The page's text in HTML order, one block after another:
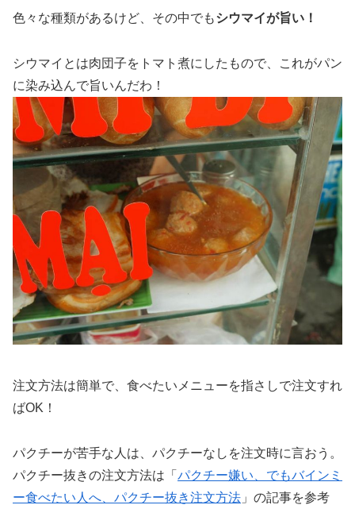
色々な種類があるけど、その中でもシウマイが旨い！
シウマイとは肉団子をトマト煮にしたもので、これがパン
に染み込んで旨いんだわ！
注文方法は簡単で、食べたいメニューを指さしで注文すれ
ばOK！
パクチーが苦手な人は、パクチーなしを注文時に言おう。
パクチー抜きの注文方法は「 パクチー嫌い、でもバインミ
ー食べたい人へ、パクチー抜き注文方法 」の記事を参考